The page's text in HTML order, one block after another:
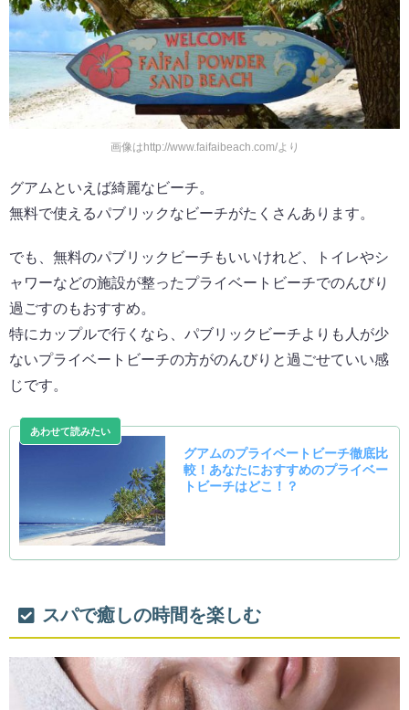
画像はhttp://www.faifaibeach.com/より
グアムといえば綺麗なビーチ。
無料で使えるパブリックなビーチがたくさんあります。
でも、無料のパブリックビーチもいいけれど、トイレやシ
ャワーなどの施設が整ったプライベートビーチでのんびり
過ごすのもおすすめ。
特にカップルで行くなら、パブリックビーチよりも人が少
ないプライベートビーチの方がのんびりと過ごせていい感
じです。
スパで癒しの時間を楽しむ